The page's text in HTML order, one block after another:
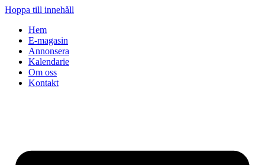
Hoppa till innehåll
Hem
E-magasin
Annonsera
Kalendarie
Om oss
Kontakt